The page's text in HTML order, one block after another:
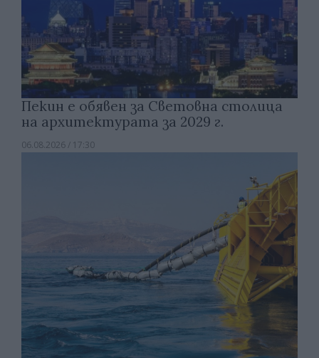
Пекин е обявен за Световна столица
на архитектурата за 2029 г.
06.08.2026 / 17:30